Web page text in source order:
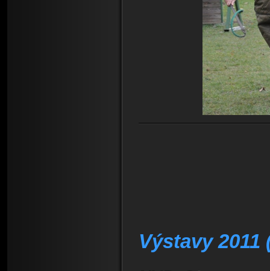
Výstavy 2011